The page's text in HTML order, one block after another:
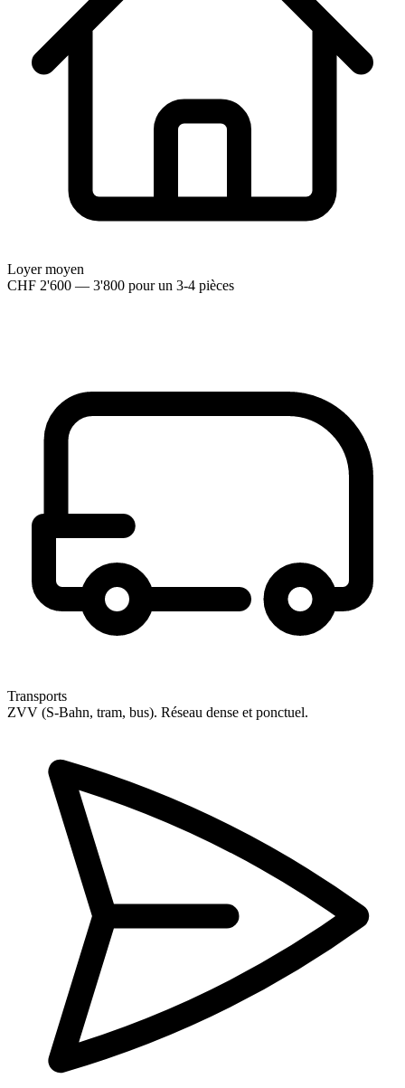
Loyer moyen
CHF 2'600 — 3'800 pour un 3-4 pièces
Transports
ZVV (S-Bahn, tram, bus). Réseau dense et ponctuel.